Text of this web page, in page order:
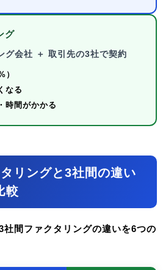
グ
グ会社 ＋ 取引先の3社で契約
）
なる
時間がかかる
リングと3社間の違い
較
間ファクタリングの違いを6つの